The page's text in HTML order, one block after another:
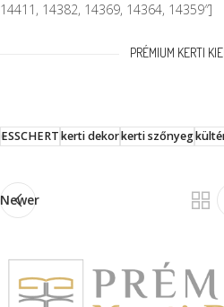
14411, 14382, 14369, 14364, 14359″]
PRÉMIUM KERTI
ESSCHERTkerti dekorkerti szőnyeg
Newer